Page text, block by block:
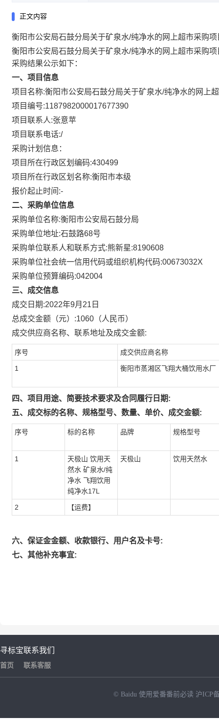
正文内容
衡阳市公安局石鼓分局关于矿泉水/纯净水的网上超市采购
衡阳市公安局石鼓分局关于矿泉水/纯净水的网上超市采购项
采购结果公示如下：
一、项目信息
项目名称:衡阳市公安局石鼓分局关于矿泉水/纯净水的网上
项目编号:1187982000017677390
项目联系人:张意苹
项目联系电话:/
采购计划信息：
项目所在行政区划编码:430499
项目所在行政区划名称:衡阳市本级
报价起止时间:-
二、采购单位信息
采购单位名称:衡阳市公安局石鼓分局
采购单位地址:石鼓路68号
采购单位联系人和联系方式:熊新星:8190608
采购单位社会统一信用代码或组织机构代码:00673032X
采购单位预算编码:042004
三、成交信息
成交日期:2022年9月21日
总成交金额（元）:1060 （人民币）
成交供应商名称、联系地址及成交金额:
序号 成交供应商名称
1 衡阳市蒸湘区飞翔大桶饮用水厂
四、项目用途、简要技术要求及合同履行日期:
五、成交标的名称、规格型号、数量、单价、成交金额:
序号 标的名称 品牌 规格型号
1
天极山 饮用天
然水 矿泉水/纯
净水 飞翔饮用
纯净水17L
天极山 饮用天然水
2 【运费】
六、保证金金额、收款银行、用户名及卡号:
七、其他补充事宜:
寻标宝
首页
联系我们
联系客服
© Baidu 使用爱番番前必读 沪ICP